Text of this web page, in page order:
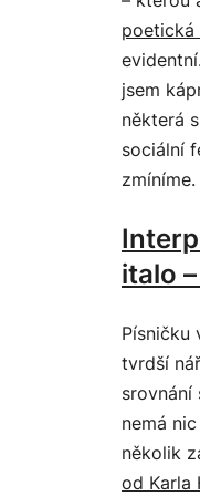
poetická
jsem
některá
sociální
zmíníme.
italo
Písničku
tvrdší
srovnání
nemá
několik
od Karla